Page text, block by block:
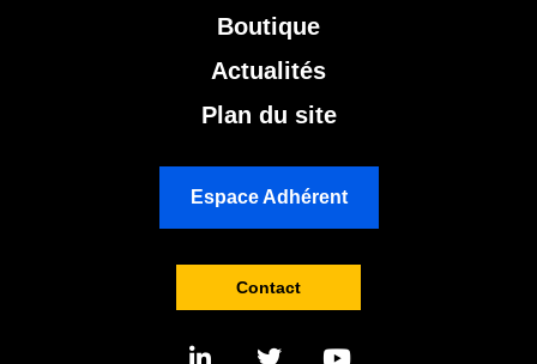
Boutique
Actualités
Plan du site
Espace Adhérent
Contact